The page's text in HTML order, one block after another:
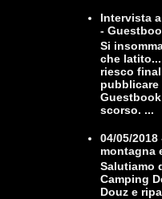
Intervista
-
Si
che
riesco
scorso. ...
04/05/
montagna
Salutiamo
Camping
Douz e